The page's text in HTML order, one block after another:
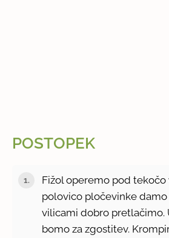
POSTOPEK
Fižol operemo pod
polovico pločevinke damo
vilicami dobro pretlačimo.
bomo za zgostitev.